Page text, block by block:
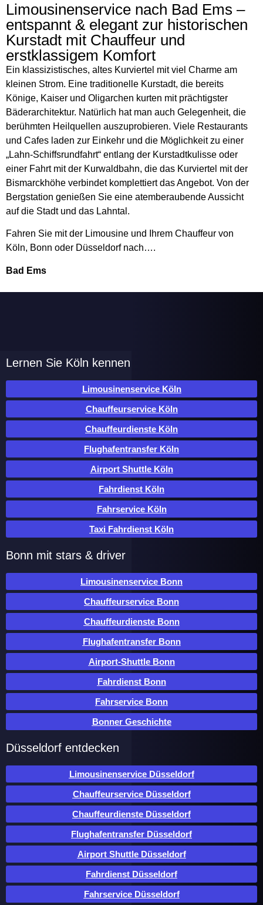
Kontakt
Limousinenservice nach Bad Ems –
entspannt & elegant zur historischen
Kurstadt mit Chauffeur und
erstklassigem Komfort
Ein klassizistisches, altes Kurviertel mit viel Charme am
kleinen Strom. Eine traditionelle Kurstadt, die bereits
Könige, Kaiser und Oligarchen kurten mit prächtigster
Bäderarchitektur. Natürlich hat man auch Gelegenheit, die
berühmten Heilquellen auszuprobieren. Viele Restaurants
und Cafes laden zur Einkehr und die Möglichkeit zu einer
„Lahn-Schiffsrundfahrt“ entlang der Kurstadtkulisse oder
einer Fahrt mit der Kurwaldbahn, die das Kurviertel mit der
Bismarckhöhe verbindet komplettiert das Angebot. Von der
Bergstation genießen Sie eine atemberaubende Aussicht
auf die Stadt und das Lahntal.
Fahren Sie mit der Limousine und Ihrem Chauffeur von
Köln, Bonn oder Düsseldorf nach….
Bad Ems
Lernen Sie Köln kennen
Limousinenservice Köln
Chauffeurservice Köln
Chauffeurdienste Köln
Flughafentransfer Köln
Airport Shuttle Köln
Fahrdienst Köln
Fahrservice Köln
Taxi Fahrdienst Köln
Bonn mit stars & driver
Limousinenservice Bonn
Chauffeurservice Bonn
Chauffeurdienste Bonn
Flughafentransfer Bonn
Airport-Shuttle Bonn
Fahrdienst Bonn
Fahrservice Bonn
Bonner Geschichte
Düsseldorf entdecken
Limousinenservice Düsseldorf
Chauffeurservice Düsseldorf
Chauffeurdienste Düsseldorf
Flughafentransfer Düsseldorf
Airport Shuttle Düsseldorf
Fahrdienst Düsseldorf
Fahrservice Düsseldorf